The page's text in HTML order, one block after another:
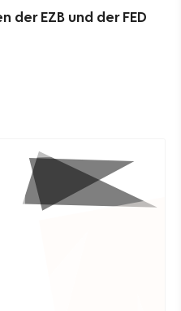
der EZB und der FED